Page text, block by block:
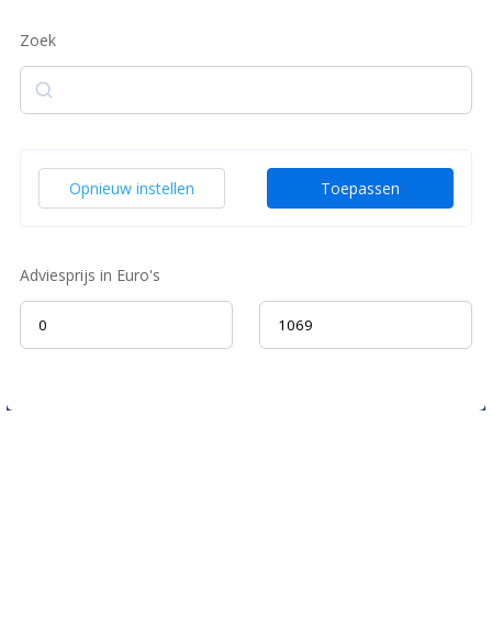
Zoek
Zoek
Toepassen
Opnieuw instellen
Adviesprijs in Euro's